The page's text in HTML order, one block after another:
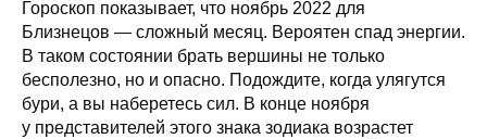
Гороскоп показывает, что ноябрь 2022 для
Близнецов — сложный месяц. Вероятен спад энергии.
В таком состоянии брать вершины не только
бесполезно, но и опасно. Подождите, когда улягутся
бури, а вы наберетесь сил. В конце ноября
у представителей этого знака зодиака возрастет